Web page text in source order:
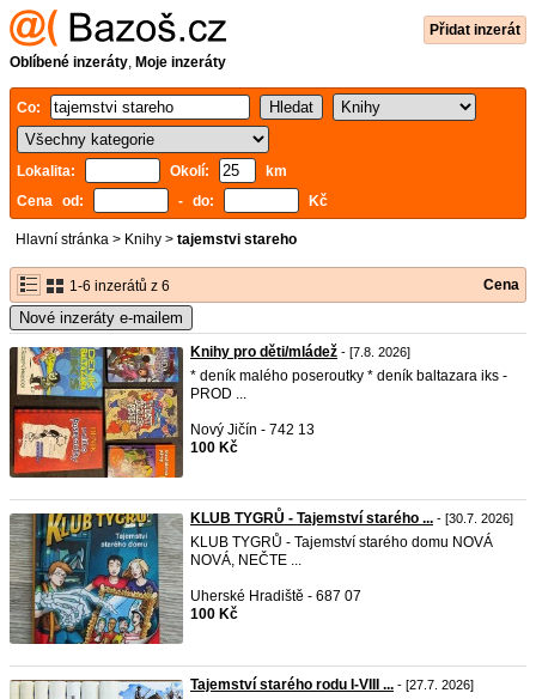
Přidat inzerát
Oblíbené inzeráty, Moje inzeráty
Co:
Lokalita: Okolí:
km
Cena od:
- do: Kč
Hlavní stránka > Knihy > tajemstvi stareho
1-6 inzerátů z 6 Cena
Nové inzeráty e-mailem
Knihy pro děti/mládež - [7.8. 2026]
* deník malého poseroutky * deník baltazara iks -
PROD ...
Nový Jičín - 742 13
100 Kč
KLUB TYGRŮ - Tajemství starého ... - [30.7. 2026]
KLUB TYGRŮ - Tajemství starého domu NOVÁ
NOVÁ, NEČTE ...
Uherské Hradiště - 687 07
100 Kč
Tajemství starého rodu I-VIII ... - [27.7. 2026]